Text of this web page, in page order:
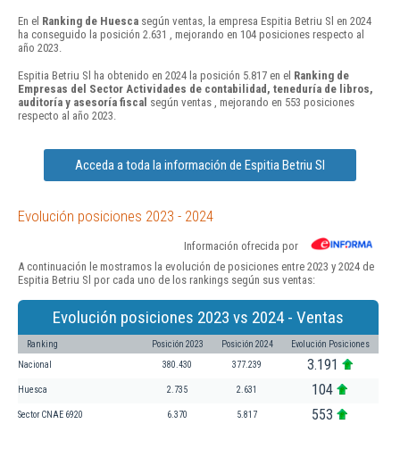
En el Ranking de Huesca según ventas, la empresa Espitia Betriu Sl en 2024
ha conseguido la posición 2.631 , mejorando en 104 posiciones respecto al
año 2023.
Espitia Betriu Sl ha obtenido en 2024 la posición 5.817 en el Ranking de
Empresas del Sector Actividades de contabilidad, teneduría de libros,
auditoría y asesoría fiscal según ventas , mejorando en 553 posiciones
respecto al año 2023.
Acceda a toda la información de Espitia Betriu Sl
Evolución posiciones 2023 - 2024
Información ofrecida por
A continuación le mostramos la evolución de posiciones entre 2023 y 2024 de
Espitia Betriu Sl por cada uno de los rankings según sus ventas:
Evolución posiciones 2023 vs 2024 - Ventas
Ranking Posición 2023 Posición 2024 Evolución Posiciones
Nacional 380.430 377.239 3.191
Huesca 2.735 2.631 104
Sector CNAE 6920 6.370 5.817 553